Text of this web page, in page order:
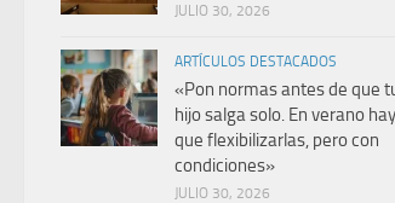
JULIO 30, 2026
ARTÍCULOS DESTACADOS
«Pon normas antes de que
hijo salga solo. En verano hay
que flexibilizarlas, pero con
condiciones»
JULIO 30, 2026